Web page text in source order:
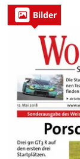
Bilder